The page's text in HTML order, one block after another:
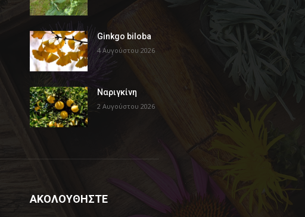
Ginkgo biloba
4 Αυγούστου 2026
Ναριγκίνη
2 Αυγούστου 2026
ΑΚΟΛΟΥΘΗΣΤΕ